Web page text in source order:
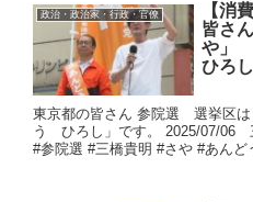
政治・政治家・行政・官僚
【消
皆さ
や」
ひろし
東京都の皆さん 参院選 選挙区
う ひろし」です。 2025/07/06
#参院選 #三橋貴明 #さや #あんど